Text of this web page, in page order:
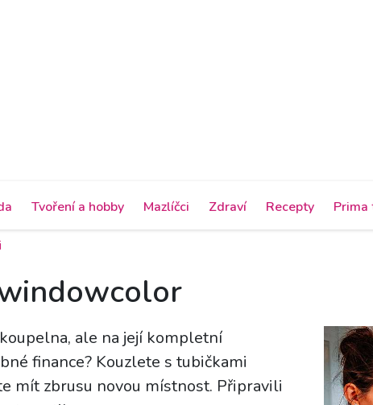
Tvoření a hobby Mazlíčci Zdraví Recepty Prima
ale na její kompletní
finance? Kouzlete s tubičkami
mít zbrusu novou místnost. Připravili